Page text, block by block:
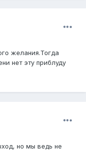
желания.Тогда
нет эту приблуду
но мы ведь не